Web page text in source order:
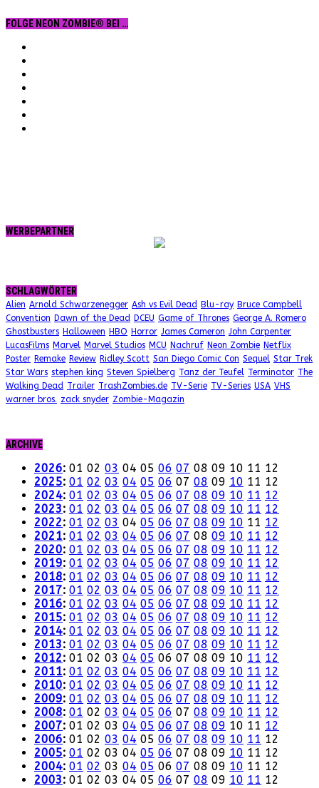
FOLGE NEON ZOMBIE® BEI …
WERBEPARTNER
SCHLAGWÖRTER
Alien Arnold Schwarzenegger Ash vs Evil Dead Blu-ray Bruce Campbell
Convention Dawn of the Dead DCEU Game of Thrones George A. Romero
Ghostbusters Halloween HBO Horror James Cameron John Carpenter
LucasFilms Marvel Marvel Studios MCU Nachruf Neon Zombie Netflix
Poster Remake Review Ridley Scott San Diego Comic Con Sequel Star Trek
Star Wars stephen king Steven Spielberg Tanz der Teufel Terminator The
Walking Dead Trailer TrashZombies.de TV-Serie TV-Series USA VHS
warner bros. zack snyder Zombie-Magazin
ARCHIVE
2026: 01 02 03 04 05 06 07 08 09 10 11 12
2025: 01 02 03 04 05 06 07 08 09 10 11 12
2024: 01 02 03 04 05 06 07 08 09 10 11 12
2023: 01 02 03 04 05 06 07 08 09 10 11 12
2022: 01 02 03 04 05 06 07 08 09 10 11 12
2021: 01 02 03 04 05 06 07 08 09 10 11 12
2020: 01 02 03 04 05 06 07 08 09 10 11 12
2019: 01 02 03 04 05 06 07 08 09 10 11 12
2018: 01 02 03 04 05 06 07 08 09 10 11 12
2017: 01 02 03 04 05 06 07 08 09 10 11 12
2016: 01 02 03 04 05 06 07 08 09 10 11 12
2015: 01 02 03 04 05 06 07 08 09 10 11 12
2014: 01 02 03 04 05 06 07 08 09 10 11 12
2013: 01 02 03 04 05 06 07 08 09 10 11 12
2012: 01 02 03 04 05 06 07 08 09 10 11 12
2011: 01 02 03 04 05 06 07 08 09 10 11 12
2010: 01 02 03 04 05 06 07 08 09 10 11 12
2009: 01 02 03 04 05 06 07 08 09 10 11 12
2008: 01 02 03 04 05 06 07 08 09 10 11 12
2007: 01 02 03 04 05 06 07 08 09 10 11 12
2006: 01 02 03 04 05 06 07 08 09 10 11 12
2005: 01 02 03 04 05 06 07 08 09 10 11 12
2004: 01 02 03 04 05 06 07 08 09 10 11 12
2003: 01 02 03 04 05 06 07 08 09 10 11 12